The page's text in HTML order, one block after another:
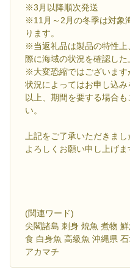
※3月以降順次発送
※11月～2月の冬季は対象
ります。
※当返礼品は製品の特性上
際に海域の状況を確認した
※大変恐縮ではございます
状況によってはお申し込
以上、期間を要する場合
い。
上記をご了承いただきま
よろしくお願い申し上げま
(関連ワード)
尖閣諸島 刺身 焼魚 煮物
食 白身魚 高級魚 沖縄県
アカマチ